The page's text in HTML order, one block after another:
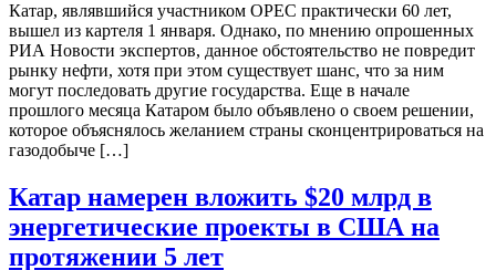
Катар, являвшийся участником OPEC практически 60 лет,
вышел из картеля 1 января. Однако, по мнению опрошенных
РИА Новости экспертов, данное обстоятельство не повредит
рынку нефти, хотя при этом существует шанс, что за ним
могут последовать другие государства. Еще в начале
прошлого месяца Катаром было объявлено о своем решении,
которое объяснялось желанием страны сконцентрироваться на
газодобыче […]
Катар намерен вложить $20 млрд в
энергетические проекты в США на
протяжении 5 лет